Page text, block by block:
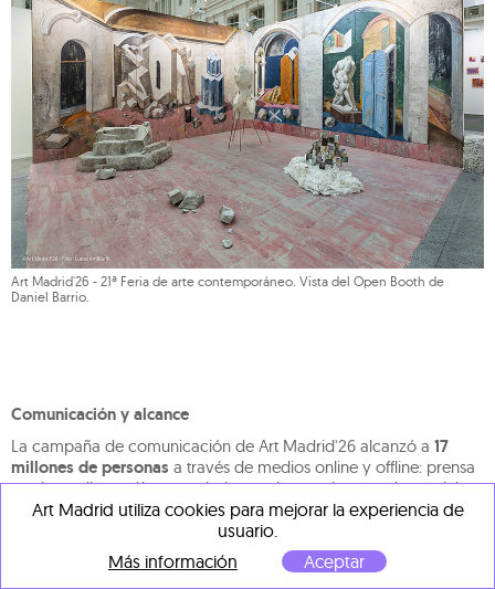
Art Madrid'26 - 21ª Feria de arte contemporáneo. Vista del Open Booth de
Daniel Barrio.
Comunicación y alcance
La campaña de comunicación de Art Madrid'26 alcanzó a 17
millones de personas a través de medios online y offline: prensa
escrita, radio, catálogo exclusivo, web, newsletter, redes sociales
y tour virtual 360°. La cobertura incluyó medios generalistas y
especializados nacionales e internacionales, con presencia en
RTVE, TeleMadrid, Onda Madrid, Onda Cero, COPE, El Mundo,
ABC, Vogue, TimeOut y Elle, entre otros.
Art Madrid utiliza cookies para mejorar la experiencia de
usuario.
Más información
Aceptar